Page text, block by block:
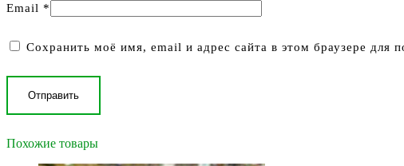
Email *
Сохранить моё имя, email и адрес сайта в этом браузере для
Похожие товары